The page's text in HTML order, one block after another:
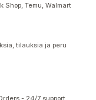
Temu, Walmart
tilauksia ja peru
- 24/7 support